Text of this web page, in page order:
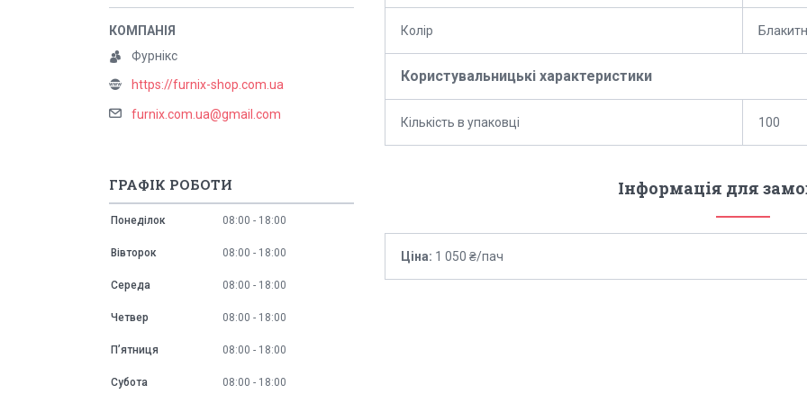
Колір
Користувальницькі характеристики
Кількість в упаковці 100
Інформація для
Ціна: 1 050 ₴/пач
Фурнікс
https://furnix-shop.com.ua
furnix.com.ua@gmail.com
ГРАФІК РОБОТИ
Понеділок 08:00 18:00
Вівторок 08:00 18:00
Середа 08:00 18:00
Четвер 08:00 18:00
Пʼятниця 08:00 18:00
Субота 08:00 18:00